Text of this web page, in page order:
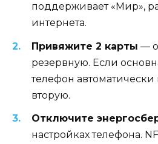
поддерживает «Мир»,
интернета.
Привяжите 2 карты —
резервную. Если
телефон
вторую.
Отключите
настройках телефона.